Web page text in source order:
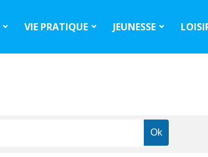
VIE PRATIQUE JEUNESSE